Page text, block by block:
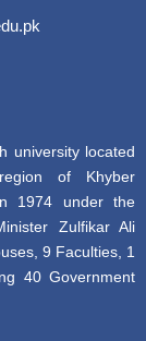
university located
of Khyber
1974 under the
Zulfikar Ali
9 Faculties, 1
40 Government